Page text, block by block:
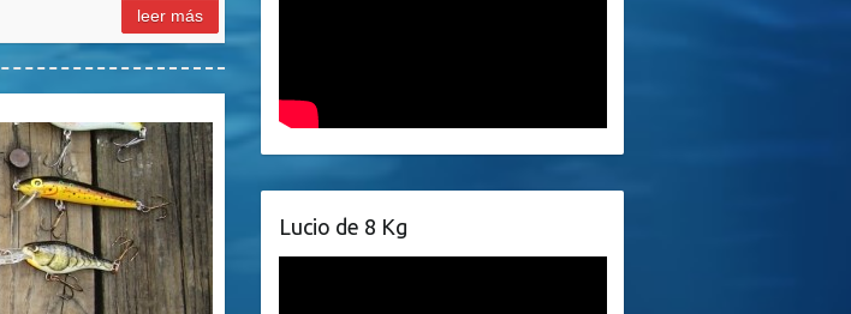
leer más
Lucio de 8 Kg